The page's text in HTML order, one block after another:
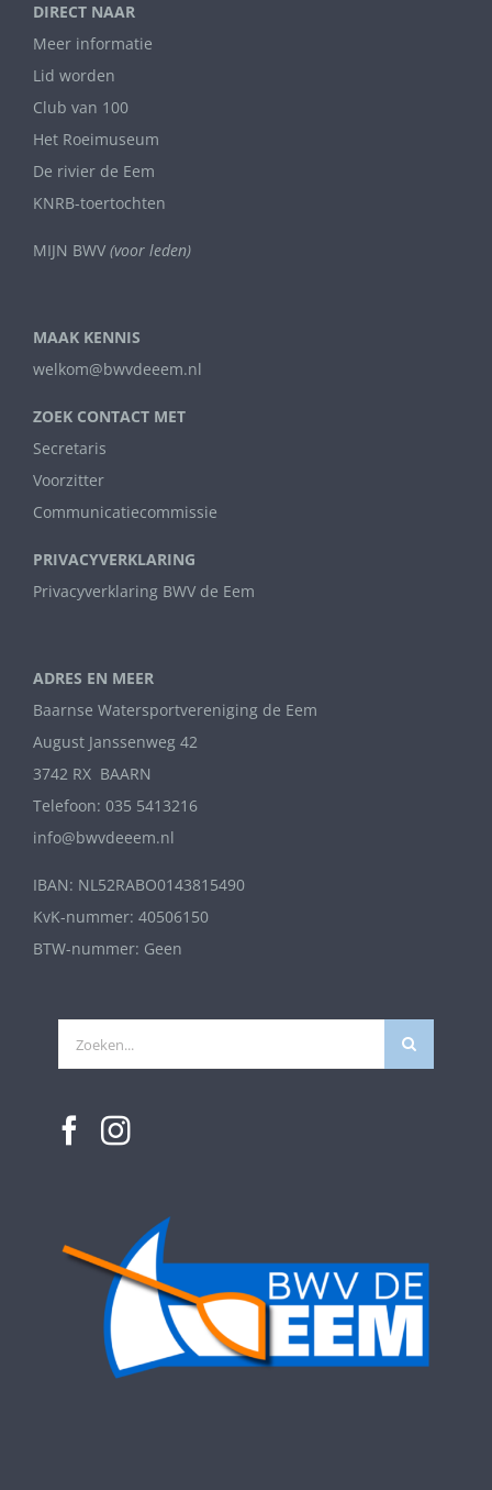
DIRECT NAAR
Meer informatie
Lid worden
Club van 100
Het Roeimuseum
De rivier de Eem
KNRB-toertochten
MIJN BWV (voor leden)
MAAK KENNIS
welkom@bwvdeeem.nl
ZOEK CONTACT MET
Secretaris
Voorzitter
Communicatiecommissie
PRIVACYVERKLARING
Privacyverklaring BWV de Eem
ADRES EN MEER
Baarnse Watersportvereniging de Eem
August Janssenweg 42
3742 RX BAARN
Telefoon: 035 5413216
info@bwvdeeem.nl
IBAN: NL52RABO0143815490
KvK-nummer: 40506150
BTW-nummer: Geen
Zoeken
naar: